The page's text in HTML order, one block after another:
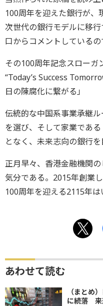
100周年を迎えた銀行が、
次世代の銀行モデルに移
口からコメントしているの
その100周年記念スローガ
“Today’s Success
日の陳腐化に繋がる」
伝統的な中国系事業承継
を選び、そして家業であ
となく、未来志向の銀行を
正月早々、香港金融機関
気分である。2015年創業
100周年を迎える2115年は
あわせて読む
（まとめ
に続落 来